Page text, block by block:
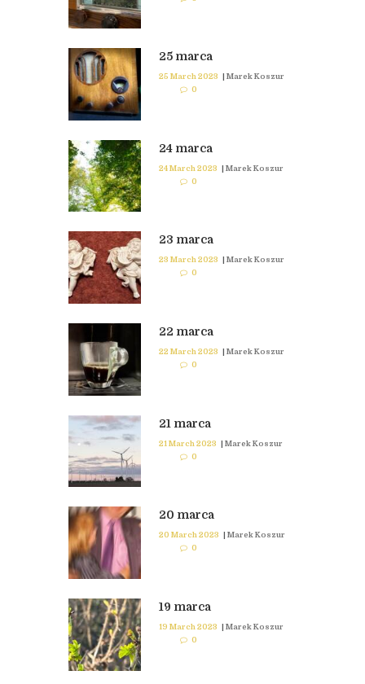
25 marca
25 March 2023 | Marek Koszur
0
24 marca
24 March 2023 | Marek Koszur
0
23 marca
23 March 2023
Marek Koszur
0
22 marca
22 March 2023 | Marek Koszur
0
21 marca
21 March 2023 | Marek Koszur
0
20 marca
20 March 2023 | Marek Koszur
0
19 marca
19 March 2023 | Marek Koszur
0